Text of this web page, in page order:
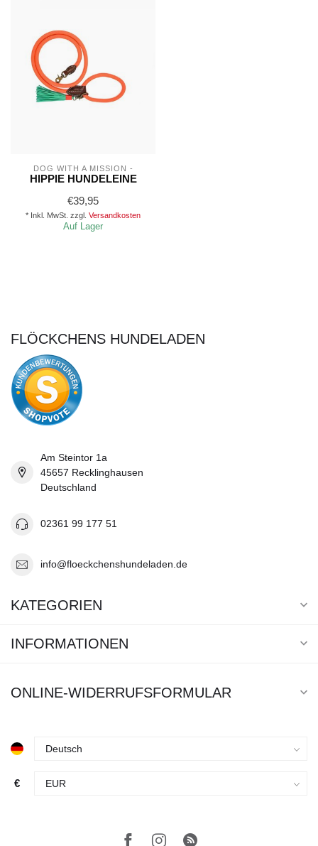
DOG WITH A MISSION -
HIPPIE HUNDELEINE
€39,95
* Inkl. MwSt. zzgl. Versandkosten
Auf Lager
FLÖCKCHENS HUNDELADEN
Am Steintor 1a
45657 Recklinghausen
Deutschland
02361 99 177 51
info@floeckchenshundeladen.de
KATEGORIEN
INFORMATIONEN
ONLINE-WIDERRUFSFORMULAR
€